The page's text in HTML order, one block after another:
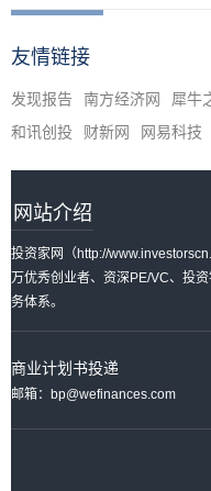
友情链接
发现报告 南方经济网 犀牛
和讯创投
财新网 网易科技
网站介绍
投资家网（http://
万优秀创业者、资深PE/VC、投
务体系。
商业计划书投递
邮箱：bp@wefinances.com